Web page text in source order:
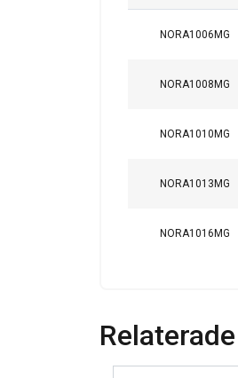
NORA1006MG
NORA1008MG
NORA1010MG
NORA1013MG
NORA1016MG